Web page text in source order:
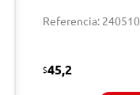
Referencia: 240510
$45,2